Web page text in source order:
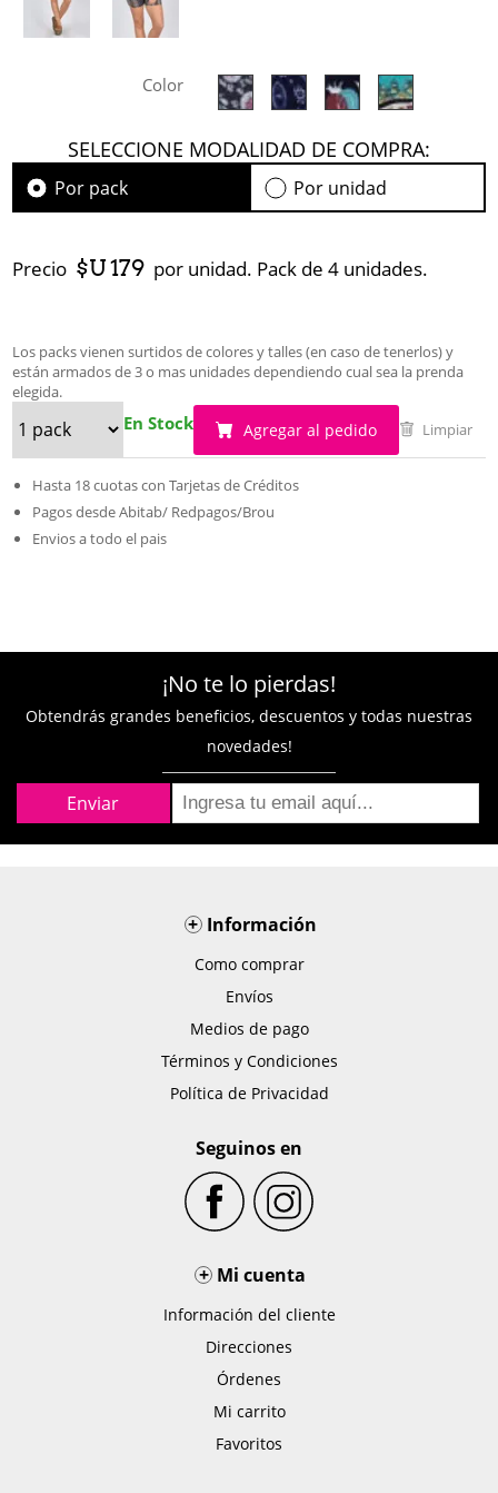
Color
SELECCIONE MODALIDAD DE COMPRA:
Por pack Por unidad
Precio $U 179 por unidad. Pack de 4 unidades.
Los packs vienen surtidos de colores y talles (en caso de tenerlos) y
están armados de 3 o mas unidades dependiendo cual sea la prenda
elegida.
En Stock Agregar al pedido Limpiar
Hasta 18 cuotas con Tarjetas de Créditos
Pagos desde Abitab/ Redpagos/Brou
Envios a todo el pais
¡No te lo pierdas!
Obtendrás grandes beneficios, descuentos y todas nuestras
novedades!
+Información
Como comprar
Envíos
Medios de pago
Términos y Condiciones
Política de Privacidad
Seguinos en
+ Mi cuenta
Información del cliente
Direcciones
Órdenes
Mi carrito
Favoritos